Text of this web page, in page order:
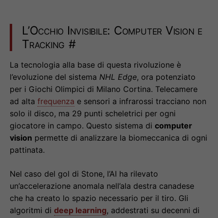
L’Occhio Invisibile: Computer Vision e
Tracking #
La tecnologia alla base di questa rivoluzione è
l’evoluzione del sistema NHL Edge, ora potenziato
per i Giochi Olimpici di Milano Cortina. Telecamere
ad alta frequenza e sensori a infrarossi tracciano non
solo il disco, ma 29 punti scheletrici per ogni
giocatore in campo. Questo sistema di computer
vision permette di analizzare la biomeccanica di ogni
pattinata.
Nel caso del gol di Stone, l’AI ha rilevato
un’accelerazione anomala nell’ala destra canadese
che ha creato lo spazio necessario per il tiro. Gli
algoritmi di deep learning, addestrati su decenni di